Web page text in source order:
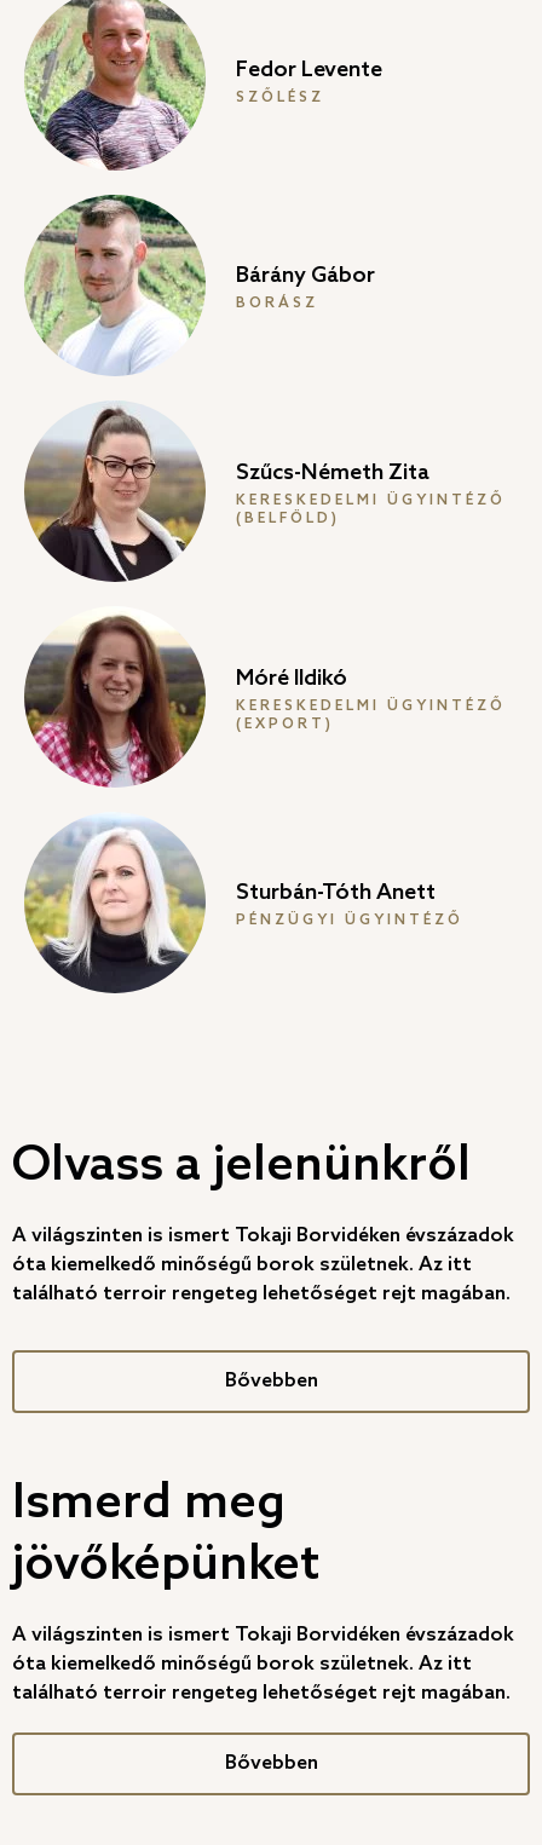
Fedor Levente
SZŐLÉSZ
Bárány Gábor
BORÁSZ
Szűcs-Németh Zita
KERESKEDELMI ÜGYINTÉZŐ
(BELFÖLD)
Móré Ildikó
KERESKEDELMI ÜGYINTÉZŐ
(EXPORT)
Sturbán-Tóth Anett
PÉNZÜGYI ÜGYINTÉZŐ
Olvass a jelenünkről
A világszinten is ismert Tokaji Borvidéken évszázadok
óta kiemelkedő minőségű borok születnek. Az itt
található terroir rengeteg lehetőséget rejt magában.
Bővebben
Ismerd meg
jövőképünket
A világszinten is ismert Tokaji Borvidéken évszázadok
óta kiemelkedő minőségű borok születnek. Az itt
található terroir rengeteg lehetőséget rejt magában.
Bővebben